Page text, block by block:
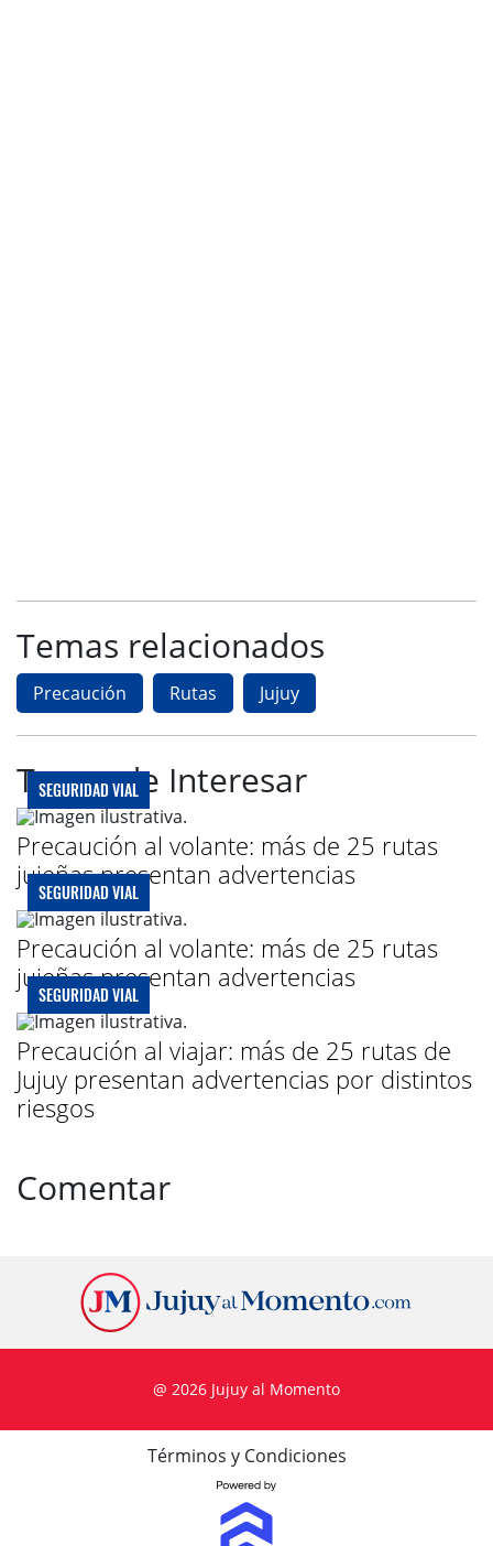
Temas relacionados
Precaución Rutas Jujuy
Te puede Interesar
SEGURIDAD VIAL
Precaución al volante: más de 25 rutas
jujeñas presentan advertencias
SEGURIDAD VIAL
Precaución al volante: más de 25 rutas
jujeñas presentan advertencias
SEGURIDAD VIAL
Precaución al viajar: más de 25 rutas de
Jujuy presentan advertencias por distintos
riesgos
Comentar
@ 2026 Jujuy al Momento
Términos y Condiciones